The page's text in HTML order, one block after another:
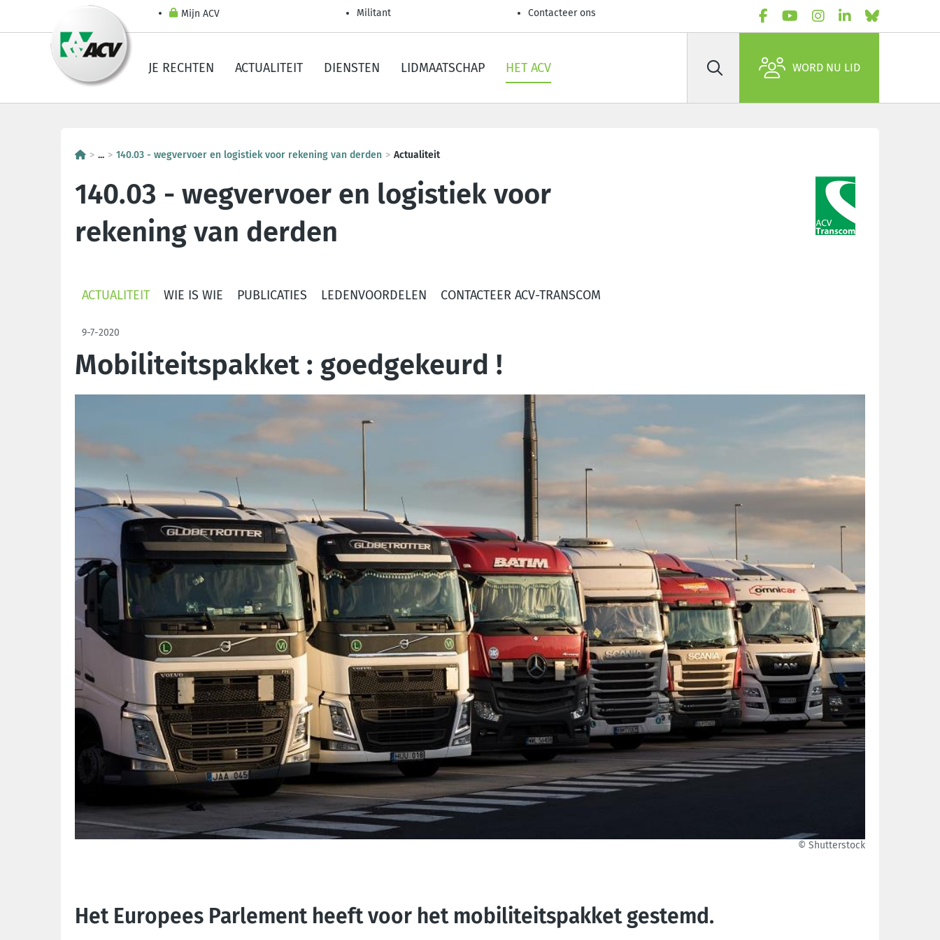
Mijn ACV Militant Contacteer ons
JE RECHTEN ACTUALITEIT DIENSTEN LIDMAATSCHAP HET ACV Zoek WORD NU LID
... 140.03 - wegvervoer en logistiek voor rekening van derden Actualiteit
140.03 - wegvervoer en logistiek voor
rekening van derden
ACTUALITEIT WIE IS WIE PUBLICATIES LEDENVOORDELEN CONTACTEER ACV-TRANSCOM
9-7-2020
Mobiliteitspakket : goedgekeurd !
© Shutterstock
Het Europees Parlement heeft voor het mobiliteitspakket gestemd.